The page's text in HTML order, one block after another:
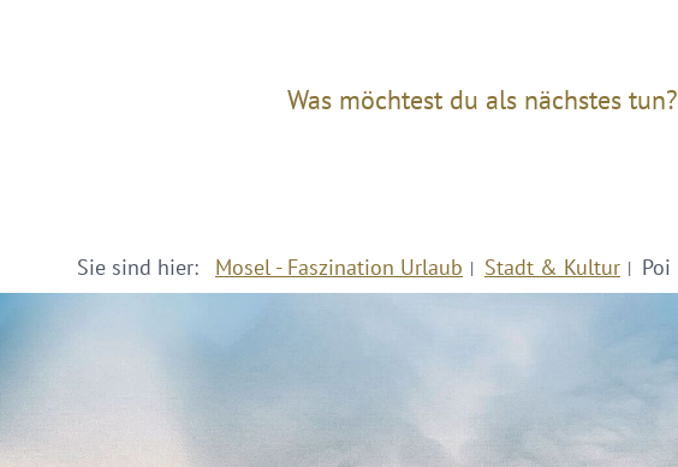
Was möchtest du als nächstes tun?
Sie sind hier: Mosel - Faszination Urlaub Stadt & Kultur Poi